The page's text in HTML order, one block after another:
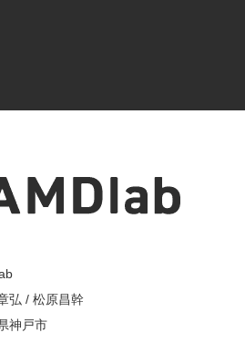
/ 松原昌幹
神戸市